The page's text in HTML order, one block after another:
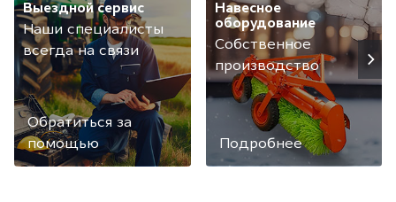
Выездной сервис
Наши специалисты
всегда на связи
Обратиться за
помощью
Навесное
оборудование
Собственное
производство
Подробнее